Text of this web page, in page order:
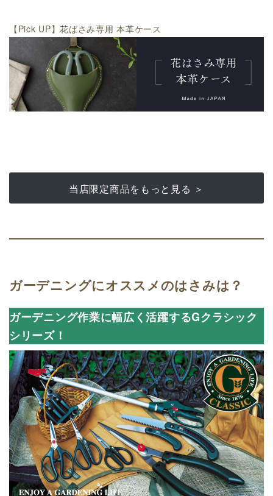
【Pick UP】花ばさみ専用 本革ケース
当店限定商品をもっと見る ＞
ガーデニングにオススメのはさみは？
ガーデニング作業に幅広く活躍するGクラシック
シリーズ！